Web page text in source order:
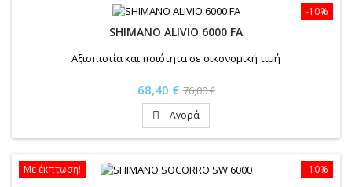
-10%
SHIMANO ALIVIO 6000 FA
Αξιοπιστία και ποιότητα σε οικονομική τιμή
Τιμή
68,40 € Κανονική
τιμή
76,00 €
 Αγορά
-10%
Με έκπτωση!